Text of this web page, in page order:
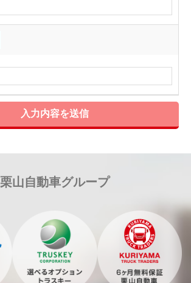
入力内容を送信
栗山自動車グループ